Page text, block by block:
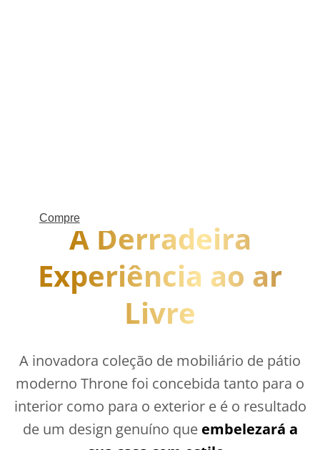
mobiliário de jardim
A Derradeira
Experiência ao ar
Livre
A inovadora coleção de mobiliário de pátio
moderno Throne foi concebida tanto para o
interior como para o exterior e é o resultado
de um design genuíno que embelezará a
Compre